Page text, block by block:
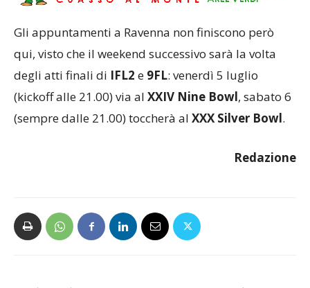
Gli appuntamenti a Ravenna non finiscono però
qui, visto che il weekend successivo sarà la volta
degli atti finali di IFL2 e 9FL: venerdì 5 luglio
(kickoff alle 21.00) via al XXIV Nine Bowl, sabato 6
(sempre dalle 21.00) toccherà al XXX Silver Bowl.
Redazione